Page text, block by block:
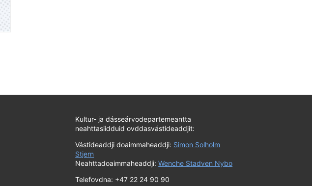
Kultur- ja dásseárvodepartemeantta
neahttasiidduid ovddasvástideaddjit:
Vástideaddji doaimmaheaddji: Simon Solholm
Stjern
Neahttadoaimmaheaddji:Wenche Stadven Nybo
Telefovdna: +47 22 24 90 90